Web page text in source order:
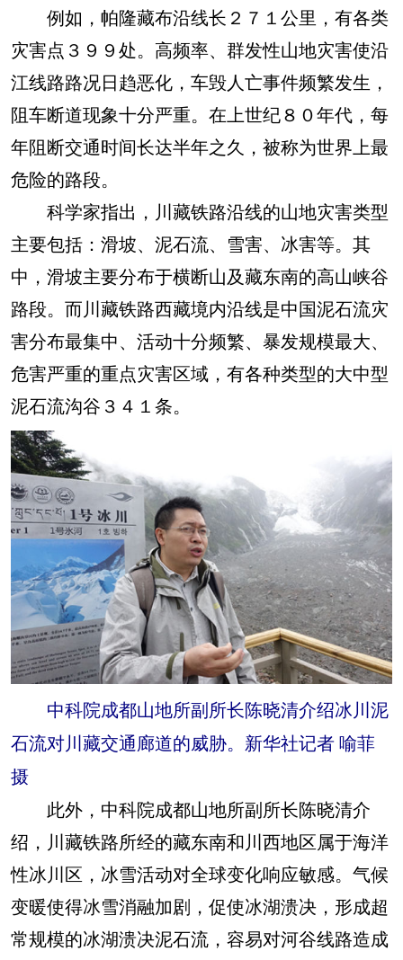
例如，帕隆藏布沿线长２７１公里，有各类
灾害点３９９处。高频率、群发性山地灾害使沿
江线路路况日趋恶化，车毁人亡事件频繁发生，
阻车断道现象十分严重。在上世纪８０年代，每
年阻断交通时间长达半年之久，被称为世界上最
危险的路段。
科学家指出，川藏铁路沿线的山地灾害类型
主要包括：滑坡、泥石流、雪害、冰害等。其
中，滑坡主要分布于横断山及藏东南的高山峡谷
路段。而川藏铁路西藏境内沿线是中国泥石流灾
害分布最集中、活动十分频繁、暴发规模最大、
危害严重的重点灾害区域，有各种类型的大中型
泥石流沟谷３４１条。
中科院成都山地所副所长陈晓清介绍冰川泥
石流对川藏交通廊道的威胁。新华社记者 喻菲
摄
此外，中科院成都山地所副所长陈晓清介
绍，川藏铁路所经的藏东南和川西地区属于海洋
性冰川区，冰雪活动对全球变化响应敏感。气候
变暖使得冰雪消融加剧，促使冰湖溃决，形成超
常规模的冰湖溃决泥石流，容易对河谷线路造成